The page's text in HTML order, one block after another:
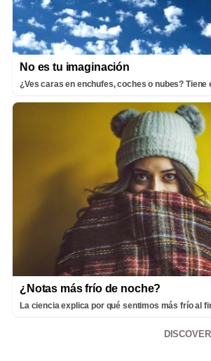
No es tu imaginación
¿Ves caras en enchufes, coches o nubes? Tiene
¿Notas más frío de noche?
La ciencia explica por qué sentimos más frío al